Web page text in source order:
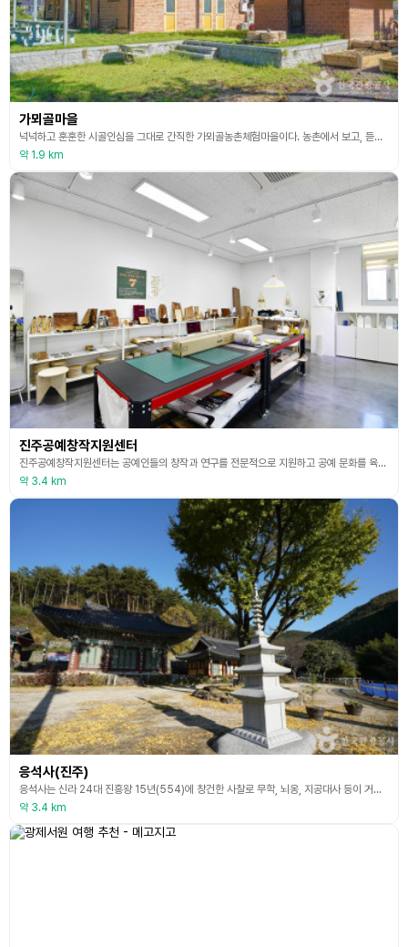
가뫼골마을
넉넉하고 훈훈한 시골인심을 그대로 간직한 가뫼골농촌체험마을이다. 농촌에서 보고, 듣고, 즐길 수 있는 다양한 프로그램을 체험할 수 있다. 체험마을은 세 개의 마을로 형성되어 있다. 광제산 바로 아래에 토담과 그 아래에 엄목정, 그리고 덕실재 너머에 있는 소태골로 이루어져 있다. 광제산 정남하에 위치하며 덕재, 덕살이니 하는 덕자가 붙은 지명이 많은 것이 광제산을 연유하여 덕으로 널리 구제한다는 뜻으로 해석되고 있다. 녹색농촌체험마을과 팜스테이마을이 같이
약 1.9 km
진주공예창작지원센터
진주공예창작지원센터는 공예인들의 창작과 연구를 전문적으로 지원하고 공예 문화를 육성하는 곳이다. 공예 문화의 흐름을 사회적으로 확장하고 확산하는 역할을 하는 공간으로 창작과 제작, 기술 혁신, 교육, 전시, 판매, 마케팅, 공예 담론, 국제 교류 등 공예인과 공예 활동의 전반적인 과정을 매개하고 지원하는 곳이다. 또한 진주공예창작지원센터는 전문가들의 참여로 활발하게 움직이고 공예의 다양한 분야들이 융합되어 새로운 공예로 발돋움 할 수 있는 공간이 될 것
약 3.4 km
응석사(진주)
응석사는 신라 24대 진흥왕 15년(554)에 창건한 사찰로 무학, 뇌옹, 지공대사 등이 거쳐갔으며 상량문에는 조선시대 건융원년(1736년)에 상량했고 광무 3년(1899)에 중수한 기록이 있다. 일주문과 요사채 등 부속건물을 갖추고 사찰 주변을 정비하여 전통사찰로서의 면모와 뛰어난 경관을 자랑하고 있다. 임진왜란 때 많은 당우가 불에 탔으나 그 뒤에 중건되어 대웅전 등은 조선 시대 후기의 양식을 간직하고 있다. 근대에 와서는 구산 수련 스님 등 고승들
약 3.4 km